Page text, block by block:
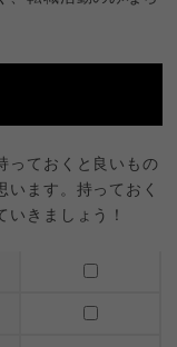
っておくと良いもの
ます。持っておく
きましょう！